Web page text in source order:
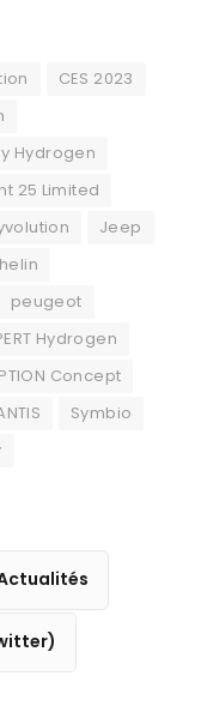
CES 2023
Hydrogen
25 Limited
Jeep
peugeot
Hydrogen
Concept
Symbio